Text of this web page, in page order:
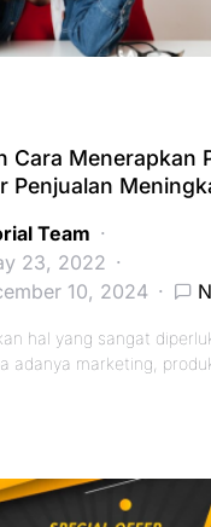
Cara Menerapkan
Penjualan
Team
23, 2022
10, 2024
hal yang sangat
adanya marketing,